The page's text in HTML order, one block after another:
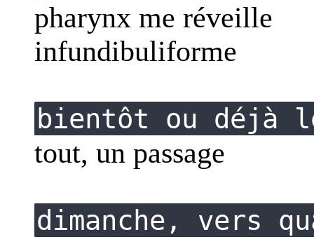
pharynx me réveille
infundibuliforme
bientôt ou déjà
tout, un passage
dimanche, vers